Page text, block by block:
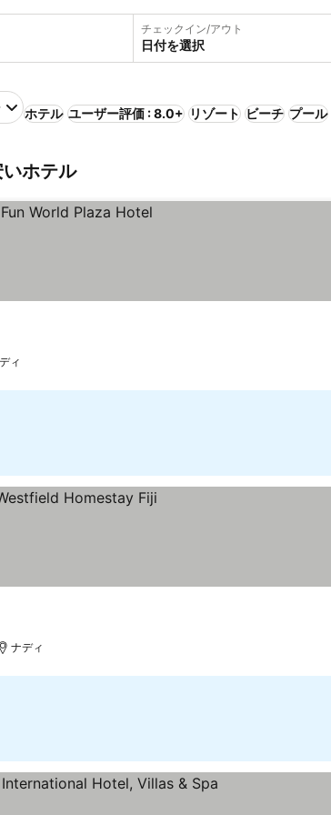
チェックイン/アウト
日付を選択
ホテル ユーザー評価 : 8.0+ リゾート ビーチ プール
ホテル
ィ
ナディ